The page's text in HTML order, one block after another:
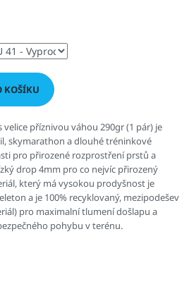
KOŠÍKU
velice příznivou váhou 290gr (1 pár) je
skymarathon a dlouhé tréninkové
pro přirozené rozprostření prstů a
drop 4mm pro co nejvíc přirozený
který má vysokou prodyšnost je
a je 100% recyklovaný, mezipodešev
pro maximalní tlumení došlapu a
pohybu v terénu.